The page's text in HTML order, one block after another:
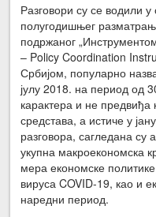
Разговори су се водили
полугодишњег
подржаног
– Policy Coordination
Србијом, популарно
јулу 2018. на период од
карактера и не
средстава, а истиче у
разговора, сагледана
укупна макроекономска
мера економске
вируса COVID-19, као и
наредни период.